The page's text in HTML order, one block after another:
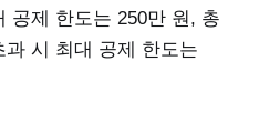
공제 한도는 250만 원, 총
시 최대 공제 한도는